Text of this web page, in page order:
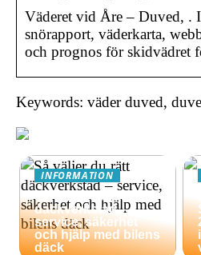
Väderet vid Åre – Duved, .
snörapport, väderkarta,
och prognos för skidvädret
Keywords: väder duved,
INFORMATION
Så väljer du rätt
däckverkstad –
service, säkerhet
och hjälp med bilens
däck